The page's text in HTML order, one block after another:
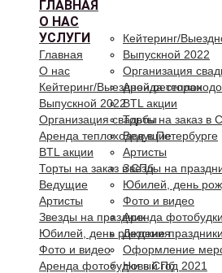
ГЛАВНАЯ
О НАС
УСЛУГИ
Кейтеринг/
Выпускной 2022
Организация
Аренда
BTL акции
Торты на заказ в
Ведущие
Артисты
Звезды на
Юбилей, день
Фото и видео
Аренда
Детские праздники
Оформление
Новый год 2021
Главная
О нас
Кейтеринг/Выездной ресторан
Выпускной 2022
Организация свадьбы
Аренда теплоходов в Петербурге
BTL акции
Торты на заказ в СПб
Ведущие
Артисты
Звезды на праздник
Юбилей, день рождения
Фото и видео
Аренда фотобудки в СПб